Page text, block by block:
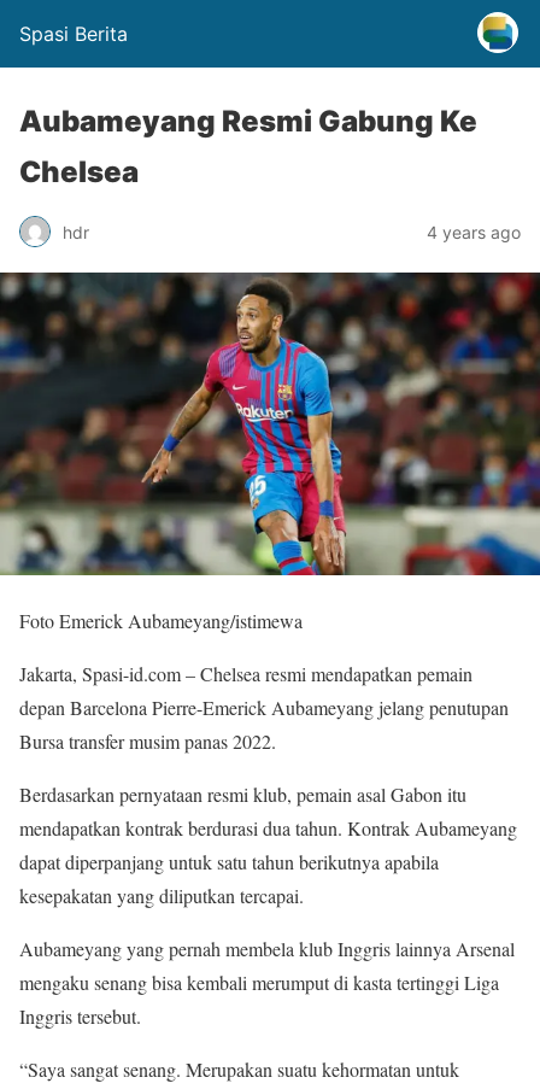
Spasi Berita
Aubameyang Resmi Gabung Ke
Chelsea
hdr 4 years ago
Foto Emerick Aubameyang/istimewa
Jakarta, Spasi-id.com – Chelsea resmi mendapatkan pemain
depan Barcelona Pierre-Emerick Aubameyang jelang penutupan
Bursa transfer musim panas 2022.
Berdasarkan pernyataan resmi klub, pemain asal Gabon itu
mendapatkan kontrak berdurasi dua tahun. Kontrak Aubameyang
dapat diperpanjang untuk satu tahun berikutnya apabila
kesepakatan yang diliputkan tercapai.
Aubameyang yang pernah membela klub Inggris lainnya Arsenal
mengaku senang bisa kembali merumput di kasta tertinggi Liga
Inggris tersebut.
“Saya sangat senang. Merupakan suatu kehormatan untuk